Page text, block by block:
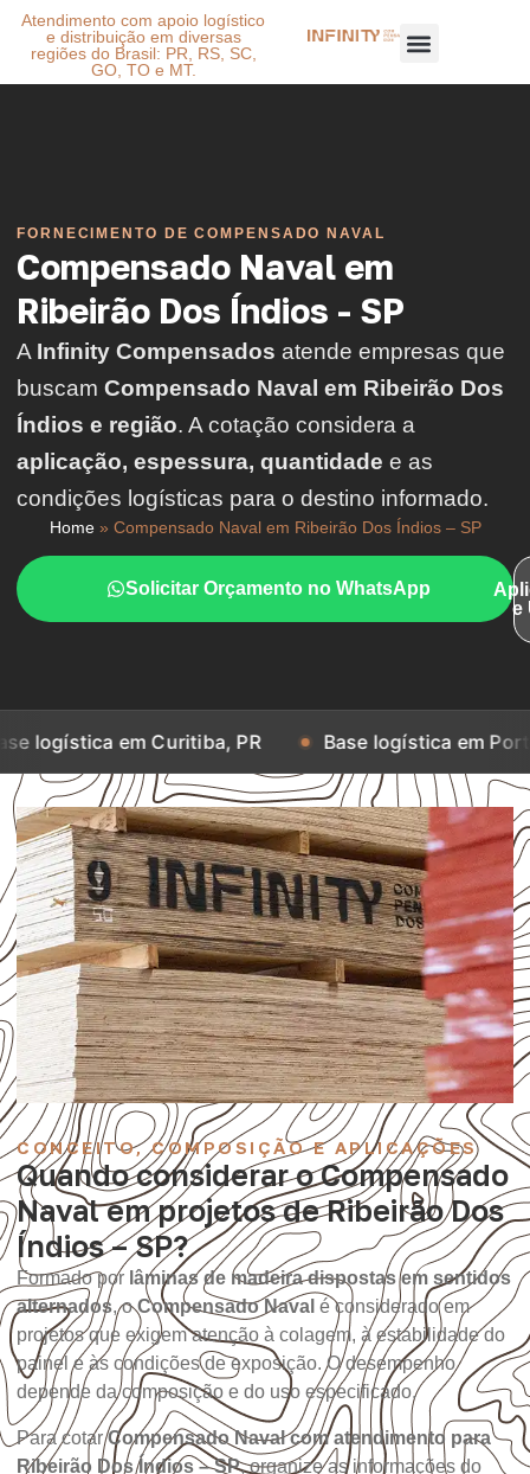
Atendimento com apoio logístico
e distribuição em diversas
regiões do Brasil: PR, RS, SC,
GO, TO e MT.
FORNECIMENTO DE COMPENSADO NAVAL
Compensado Naval em
Ribeirão Dos Índios - SP
A Infinity Compensados atende empresas que
buscam Compensado Naval em Ribeirão Dos
Índios e região. A cotação considera a
aplicação, espessura, quantidade e as
condições logísticas para o destino informado.
Home» Compensado Naval em Ribeirão Dos Índios – SP
Solicitar Orçamento no WhatsApp
e
Curitiba, PR Base logística em Porto Alegre, RS
CONCEITO, COMPOSIÇÃO E APLICAÇÕES
Quando considerar o Compensado
Naval em projetos de Ribeirão Dos
Índios – SP?
Formado por lâminas de madeira dispostas em sentidos
alternados, oCompensado Naval é considerado em
projetos que exigem atenção à colagem, à estabilidade do
painel e às condições de exposição. O desempenho
depende da composição e do uso especificado.
Para cotarCompensado Naval com atendimento para
Ribeirão Dos Índios – SP, organize as informações do